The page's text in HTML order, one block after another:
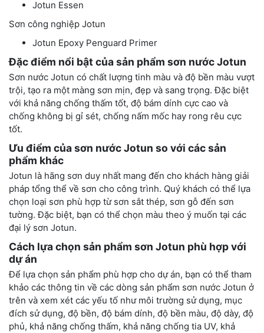
Jotun Essen
Sơn công nghiệp Jotun
Jotun Epoxy Penguard Primer
Đặc điểm nổi bật của sản phẩm sơn nước Jotun
Sơn nước Jotun có chất lượng tinh màu và độ bền màu vượt
trội, tạo ra một màng sơn mịn, đẹp và sang trọng. Đặc biệt
với khả năng chống thấm tốt, độ bám dính cực cao và
chống không bị gỉ sét, chống nấm mốc hay rong rêu cực
tốt.
Ưu điểm của sơn nước Jotun so với các sản
phẩm khác
Jotun là hãng sơn duy nhất mang đến cho khách hàng giải
pháp tổng thể về sơn cho công trình. Quý khách có thể lựa
chọn loại sơn phù hợp từ sơn sắt thép, sơn gỗ đến sơn
tường. Đặc biệt, bạn có thể chọn màu theo ý muốn tại các
đại lý sơn Jotun.
Cách lựa chọn sản phẩm sơn Jotun phù hợp với
dự án
Để lựa chọn sản phẩm phù hợp cho dự án, bạn có thể tham
khảo các thông tin về các dòng sản phẩm sơn nước Jotun ở
trên và xem xét các yếu tố như môi trường sử dụng, mục
đích sử dụng, độ bền, độ bám dính, độ bền màu, độ dày, độ
phủ, khả năng chống thấm, khả năng chống tia UV, khả